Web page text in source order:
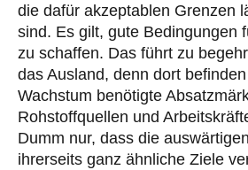
die dafür akzeptablen Grenzen
sind. Es gilt, gute Bedingungen
zu schaffen. Das führt zu
das Ausland, denn dort
Wachstum benötigte
Rohstoffquellen und
Dumm nur, dass die
ihrerseits ganz ähnliche Ziele